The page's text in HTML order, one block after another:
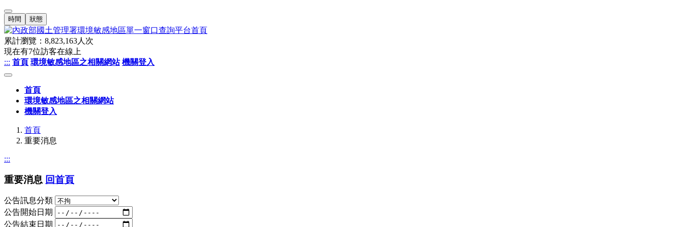
時間 狀態
累計瀏覽： 8,823,163人次
現在有7位訪客在線上
::: 首頁 環境敏感地區之相關網站 機關登入
首頁
環境敏感地區之相關網站
機關登入
首頁
重要消息
:::
重要消息 回首頁
公告訊息分類
公告開始日期
公告結束日期